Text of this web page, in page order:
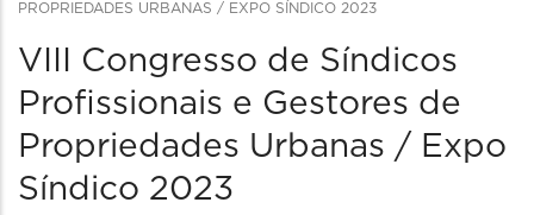
PROPRIEDADES URBANAS / EXPO SÍNDICO 2023
VIII Congresso de Síndicos
Profissionais e Gestores de
Propriedades Urbanas / Expo
Síndico 2023